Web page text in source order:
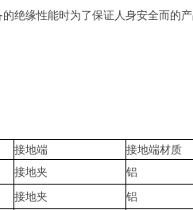
绝缘性能时为了保证人身安全而的
接地端
接地端材质
接地夹
铝
接地夹
铝